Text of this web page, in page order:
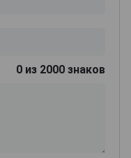
0 из 2000 знаков